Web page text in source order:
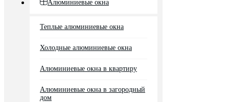
Алюминиевые окна
Теплые алюминиевые окна
Холодные алюминиевые окна
Алюминиевые окна в квартиру
Алюминиевые окна в загородный
дом